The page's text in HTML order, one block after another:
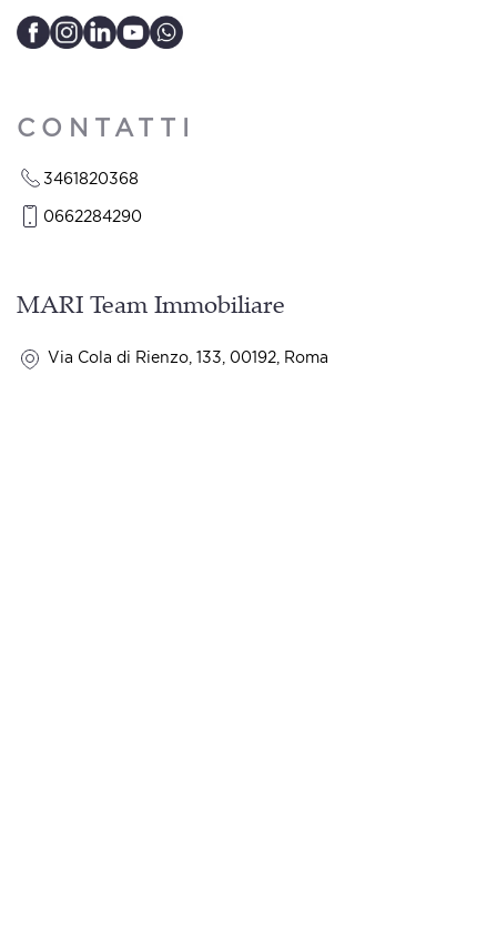
CONTATTI
3461820368
0662284290
MARI Team Immobiliare
Via Cola di Rienzo, 133, 00192, Roma